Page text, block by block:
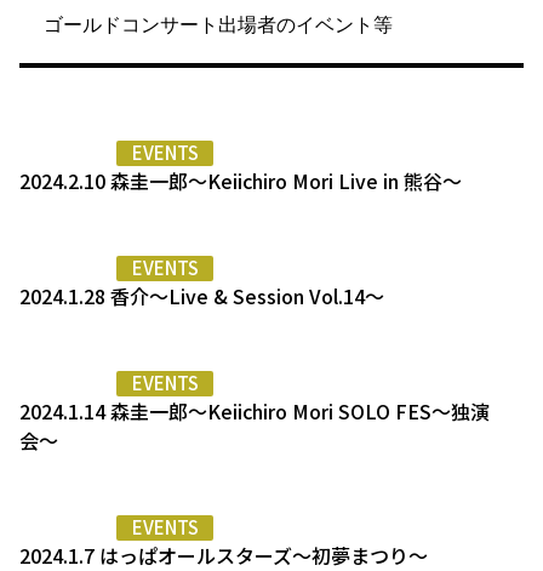
ゴールドコンサート出場者のイベント等
EVENTS
2024.2.10 森圭一郎〜Keiichiro Mori Live in 熊谷〜
EVENTS
2024.1.28 香介〜Live & Session Vol.14〜
EVENTS
2024.1.14 森圭一郎〜Keiichiro Mori SOLO FES〜独演
会〜
EVENTS
2024.1.7 はっぱオールスターズ〜初夢まつり〜